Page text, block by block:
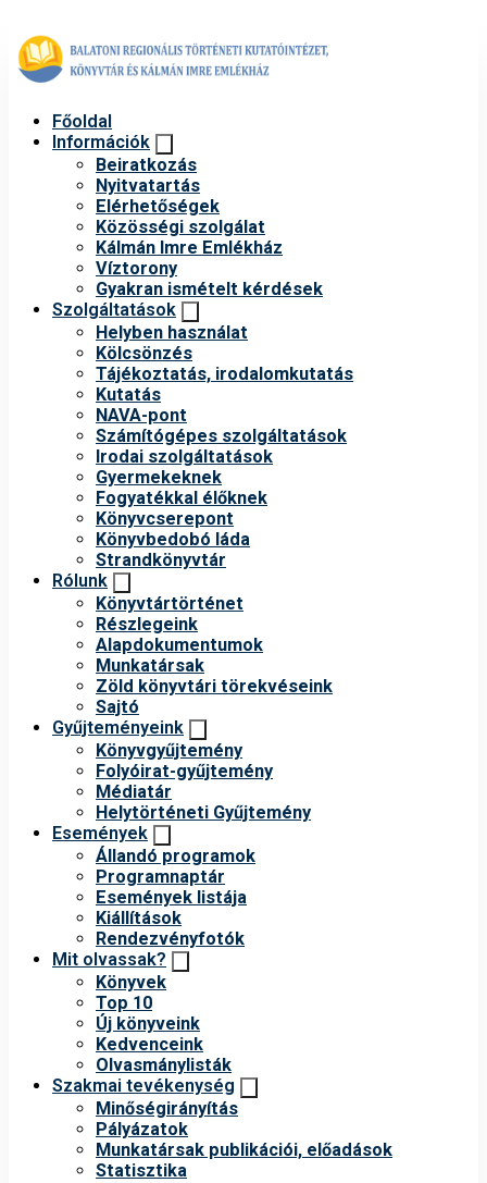
Főoldal
Információk
Beiratkozás
Nyitvatartás
Elérhetőségek
Közösségi szolgálat
Kálmán Imre Emlékház
Víztorony
Gyakran ismételt kérdések
Szolgáltatások
Helyben használat
Kölcsönzés
Tájékoztatás, irodalomkutatás
Kutatás
NAVA-pont
Számítógépes szolgáltatások
Irodai szolgáltatások
Gyermekeknek
Fogyatékkal élőknek
Könyvcserepont
Könyvbedobó láda
Strandkönyvtár
Rólunk
Könyvtártörténet
Részlegeink
Alapdokumentumok
Munkatársak
Zöld könyvtári törekvéseink
Sajtó
Gyűjteményeink
Könyvgyűjtemény
Folyóirat-gyűjtemény
Médiatár
Helytörténeti Gyűjtemény
Események
Állandó programok
Programnaptár
Események listája
Kiállítások
Rendezvényfotók
Mit olvassak?
Könyvek
Top 10
Új könyveink
Kedvenceink
Olvasmánylisták
Szakmai tevékenység
Minőségirányítás
Pályázatok
Munkatársak publikációi, előadások
Statisztika